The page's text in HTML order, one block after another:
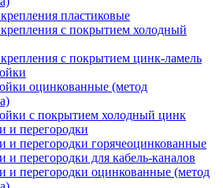
пластиковые
с покрытием холодный
с покрытием цинк-ламель
оцинкованные (метод
с покрытием холодный цинк
и перегородки
и перегородки горячеоцинкованные
и перегородки для кабель-каналов
и перегородки оцинкованные (метод